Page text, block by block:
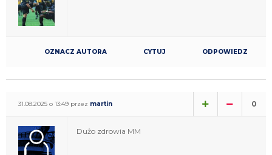
OZNACZ AUTORA CYTUJ ODPOWIEDZ
31.08.2025 o 13:49 przez martin 0
Dużo zdrowia MM